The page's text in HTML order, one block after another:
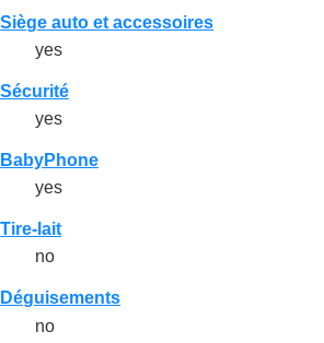
Siège auto et accessoires
yes
Sécurité
yes
BabyPhone
yes
Tire-lait
no
Déguisements
no